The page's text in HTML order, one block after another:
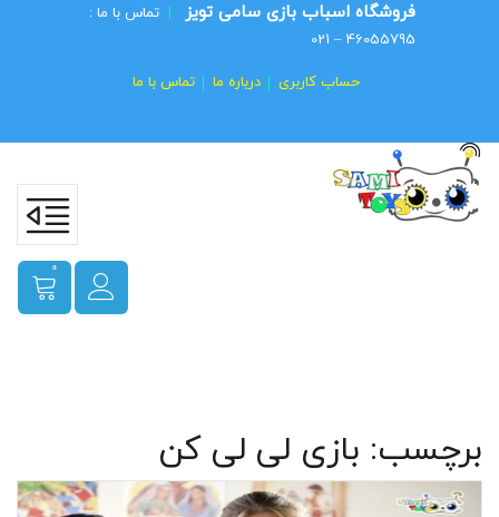
فروشگاه اسباب بازی سامی تویز | تماس با ما :
46055795 – 021
حساب کاربری درباره ما تماس با ما
0
برچسب: بازی لی لی کن